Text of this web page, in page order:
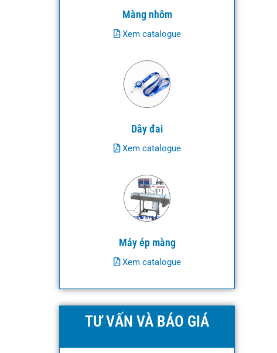
Màng nhôm
Xem catalogue
Dây đai
Xem catalogue
Máy ép màng
Xem catalogue
TƯ VẤN VÀ BÁO GIÁ